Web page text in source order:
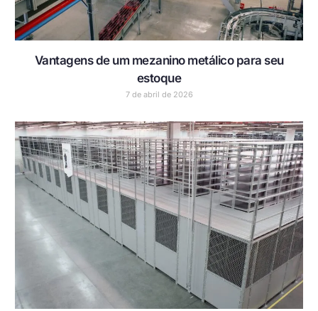
Vantagens de um mezanino metálico para seu
estoque
7 de abril de 2026